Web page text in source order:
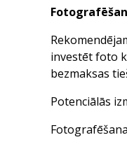
investēt foto
bezmaksas
Potenciālās